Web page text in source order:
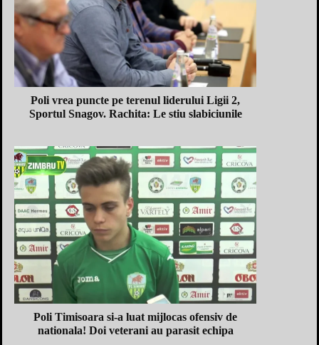
Poli vrea puncte pe terenul liderului Ligii 2,
Sportul Snagov. Rachita: Le stiu slabiciunile
Poli Timisoara si-a luat mijlocas ofensiv de
nationala! Doi veterani au parasit echipa